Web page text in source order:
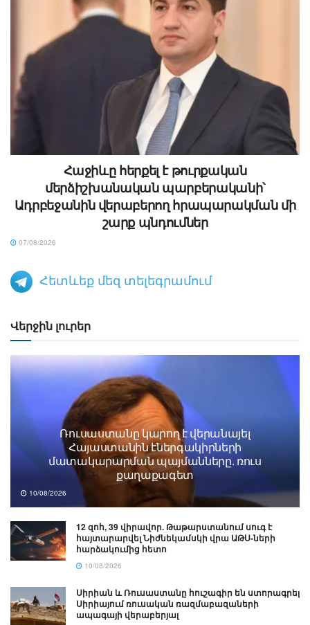
Հաջիևը հերքել է թուրքական
մերձիշխանական պարբերականի՝
Ադրբեջանին վերաբերող հրապարակման մի
շարք պնդումներ
07/08/2026
Հետևեք մեզ տելեգրամում
Վերջին լուրեր
Ռուսաստանը կարող է վերանայել
Հայաստանին էներգակիրների
մատակարարման պայմանները. ռուս
քաղաքագետ
10/08/2026
12 զոհ, 39 վիրավոր. Թաթարստանում սուգ է
հայտարարվել Նիժնեկամսկի վրա ԱԹՍ-ների
հարձակումից հետո
10/08/2026
Սիրիան և Ռուսաստանը հուշագիր են ստորագրել
Սիրիայում ռուսական ռազմաբազաների
ապագայի վերաբերյալ